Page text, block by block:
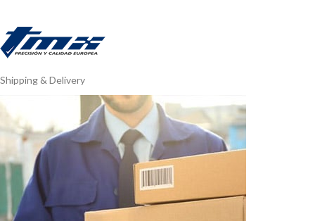
Shipping & Delivery